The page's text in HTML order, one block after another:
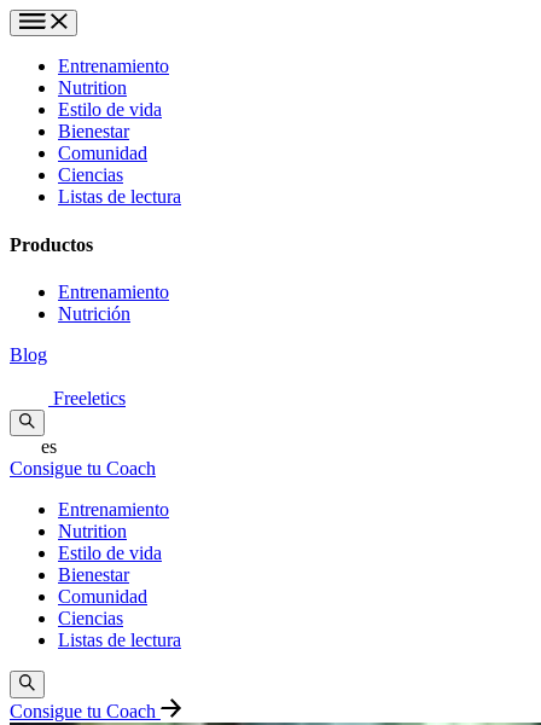
Entrenamiento
Nutrition
Estilo de vida
Bienestar
Comunidad
Ciencias
Listas de lectura
Productos
Entrenamiento
Nutrición
Blog
Freeletics
es
Consigue tu Coach
Entrenamiento
Nutrition
Estilo de vida
Bienestar
Comunidad
Ciencias
Listas de lectura
Consigue tu Coach